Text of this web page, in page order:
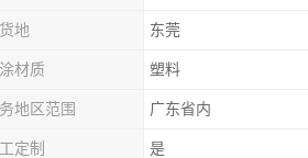
地 东莞
材质 塑料
地区范围 广东省内
定制 是